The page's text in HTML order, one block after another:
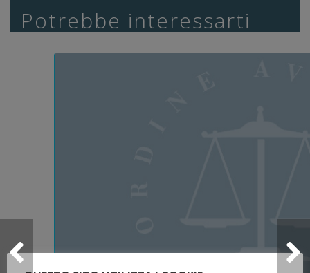
Potrebbe interessarti